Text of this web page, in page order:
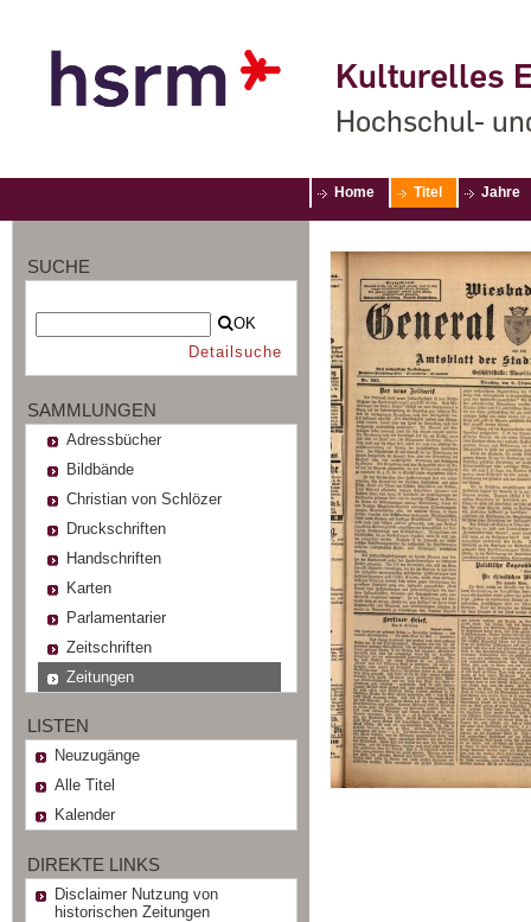
Kulturelles
Hochschul-
Home Titel Jahre
SUCHE
OK
Detailsuche
SAMMLUNGEN
Adressbücher
Bildbände
Christian von Schlözer
Druckschriften
Handschriften
Karten
Parlamentarier
Zeitschriften
Zeitungen
LISTEN
Neuzugänge
Alle Titel
Kalender
DIREKTE LINKS
Disclaimer Nutzung von
historischen Zeitungen